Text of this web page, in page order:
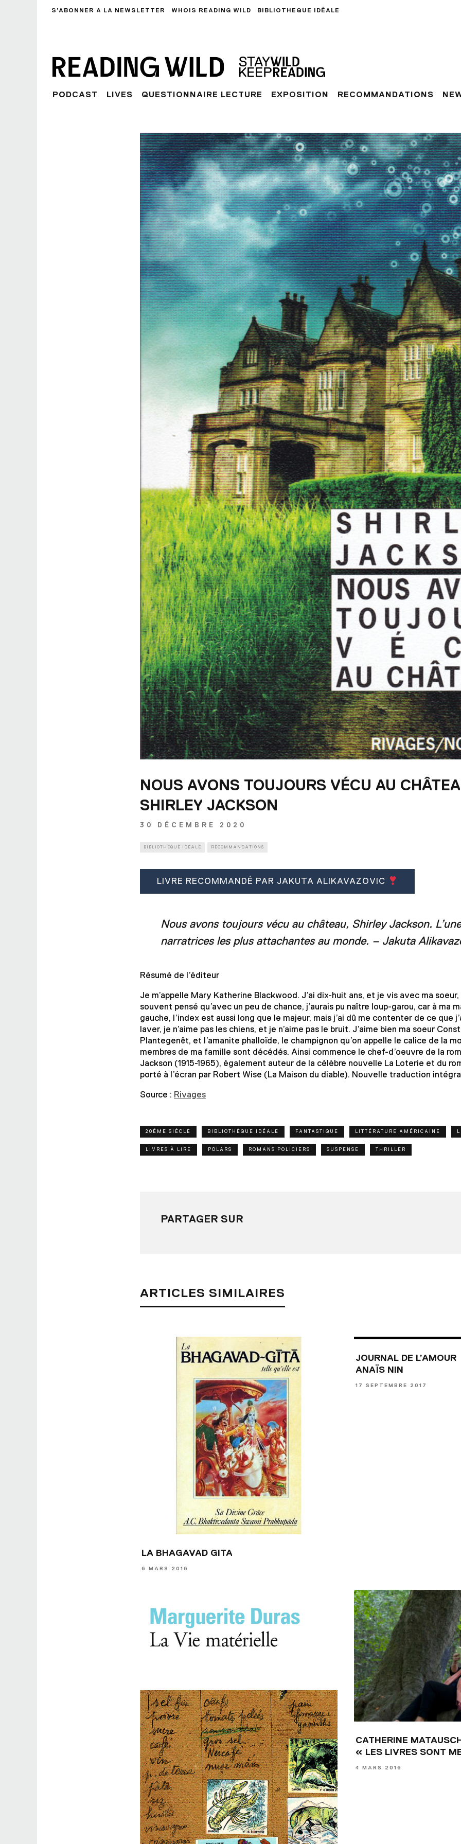
S’ABONNER A LA NEWSLETTER WHOIS READING WILD BIBLIOTHEQUE IDÉALE
PODCAST LIVES QUESTIONNAIRE LECTURE EXPOSITION RECOMMANDATIONS
NOUS AVONS TOUJOURS VÉCU AU
SHIRLEY JACKSON
30 DÉCEMBRE 2020
BIBLIOTHEQUE IDÉALE RECOMMANDATIONS
LIVRE RECOMMANDÉ PAR JAKUTA ALIKAVAZOVIC
Nous avons toujours vécu au château, Shirley Jackson.
narratrices les plus attachantes au monde. – Jakuta
Résumé de l’éditeur
Je m’appelle Mary Katherine Blackwood. J’ai dix-huit ans, et je vis avec ma soeur,
souvent pensé qu’avec un peu de chance, j’aurais pu naître loup-garou, car à ma
gauche, l’index est aussi long que le majeur, mais j’ai dû me contenter de ce que
laver, je n’aime pas les chiens, et je n’aime pas le bruit. J’aime bien ma soeur
Plantegenêt, et l’amanite phalloïde, le champignon qu’on appelle le calice de la
membres de ma famille sont décédés. Ainsi commence le chef-d’oeuvre de la
Jackson (1915-1965), également auteur de la célèbre nouvelle La Loterie et du
porté à l’écran par Robert Wise (La Maison du diable). Nouvelle traduction
Source : Rivages
20ÈME SIÈCLE BIBLIOTHÈQUE IDÉALE FANTASTIQUE LITTÉRATURE AMÉRICAINE
LIVRES À LIRE POLARS ROMANS POLICIERS SUSPENSE THRILLER
PARTAGER SUR
ARTICLES SIMILAIRES
LA BHAGAVAD GITA
6 MARS 2016
JOURNAL DE L’AMOUR
ANAÏS NIN
17 SEPTEMBRE 2017
CATHERINE
« LES LIVRES SONT
4 MARS 2016